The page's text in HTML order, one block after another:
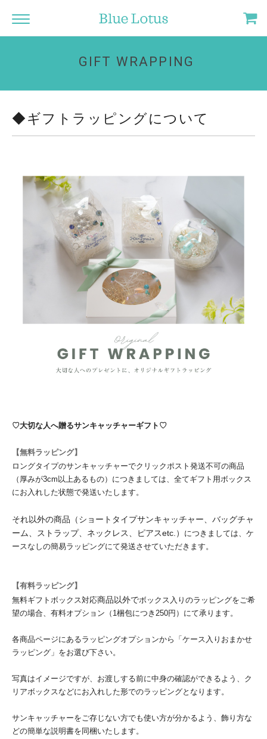
GIFT WRAPPING
◆ギフトラッピングについて
♡大切な人へ贈るサンキャッチャーギフト♡
【無料ラッピング】
ロングタイプのサンキャッチャーでクリックポスト発送不可の商品
（厚みが3cm以上あるもの）につきましては、全てギフト用ボックス
にお入れした状態で発送いたします。
それ以外の商品（ショートタイプサンキャッチャー、バッグチャ
ーム、ストラップ、ネックレス、ピアスetc.） につきましては、ケ
ースなしの簡易ラッピングにて発送させていただきます。
【有料ラッピング】
無料ギフトボックス対応商品以外でボックス入りのラッピングをご希
望の場合、有料オプション（1梱包につき250円）にて承ります。
各商品ページにあるラッピングオプションから「ケース入りおまかせ
ラッピング」をお選び下さい。
写真はイメージですが、お渡しする前に中身の確認ができるよう、ク
リアボックスなどにお入れした形でのラッピングとなります。
サンキャッチャーをご存じない方でも使い方が分かるよう、飾り方な
どの簡単な説明書を同梱いたします。